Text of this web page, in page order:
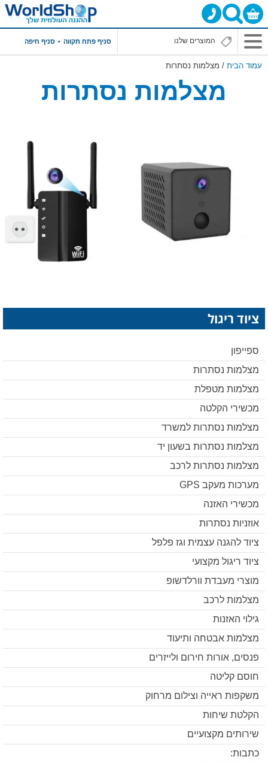
סניף פתח תקווה סניף חיפה
עמוד הבית / מצלמות נסתרות
מצלמות נסתרות
ציוד ריגול
ספייפון
מצלמות נסתרות
מצלמות מטפלת
מכשירי הקלטה
מצלמות נסתרות למשרד
מצלמות נסתרות בשעון יד
מצלמות נסתרות לרכב
מערכות מעקב GPS
מכשירי האזנה
אוזניות נסתרות
ציוד להגנה עצמית וגז פלפל
ציוד ריגול מקצועי
מוצרי מעבדת וורלדשופ
מצלמות לרכב
גילוי האזנות
מצלמות אבטחה ותיעוד
פנסים, אורות חירום ולייזרים
חוסם קליטה
משקפות ראייה וצילום מרחוק
הקלטת שיחות
שירותים מקצועיים
כתבות: